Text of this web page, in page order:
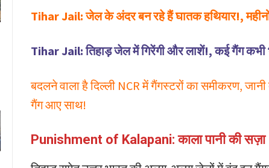
Tihar Jail: जेल के अंदर बन रहे हैं घातक हथियार!,
Tihar Jail: तिहाड़ जेल में गिरेंगी और लाशें!, कई गैंग
बदलने वाला है दिल्ली NCR में गैंगस्टरों का समीकरण,
गैंग आए साथ!
Punishment of Kalapani: काला पानी की सज़ा